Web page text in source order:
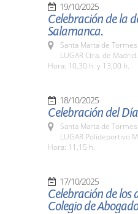
19/10/2025
Celebración de la
Salamanca.
Santa Marta de
LUGAR Ctra. de
Hora: 10,30 h. y 13,00 h.
18/10/2025
Celebración del
Santa Marta de
LUGAR Polideportivo
Hora: 11,15 h.
17/10/2025
Celebración de los
Colegio de